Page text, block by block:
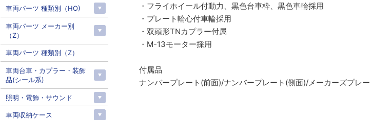
・フライホイール付動力、黒色台車枠、黒色車輪採用
・プレート輪心付車輪採用
・双頭形TNカプラー付属
・M-13モーター採用
付属品
ナンバープレート(前面)/ナンバープレート(側面)/メーカーズプレ
車両パーツ 種類別（HO)
車両パーツ メーカー別
（Z）
車両パーツ 種類別（Z）
車両台車・カプラー・装飾
品(シール系)
照明・電飾・サウンド
車両収納ケース